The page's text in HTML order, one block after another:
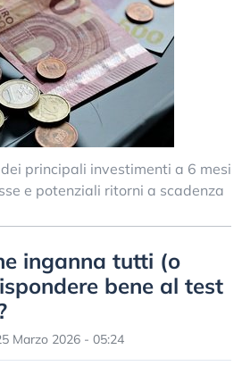
principali investimenti a 6 mesi
e potenziali ritorni a scadenza
inganna tutti (o
bene al test
Marzo 2026 - 05:24